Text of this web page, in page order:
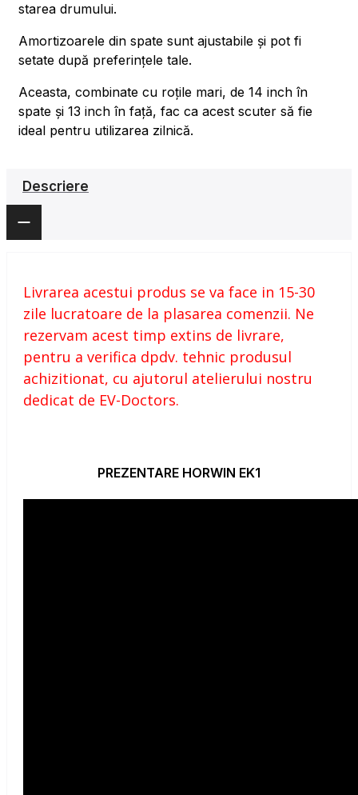
starea drumului.
Amortizoarele din spate sunt ajustabile și pot fi
setate după preferințele tale.
Aceasta, combinate cu roțile mari, de 14 inch în
spate și 13 inch în față, fac ca acest scuter să fie
ideal pentru utilizarea zilnică.
Descriere
Livrarea acestui produs se va face in 15-30
zile lucratoare de la plasarea comenzii. Ne
rezervam acest timp extins de livrare,
pentru a verifica dpdv. tehnic produsul
achizitionat, cu ajutorul atelierului nostru
dedicat de EV-Doctors.
PREZENTARE HORWIN EK1